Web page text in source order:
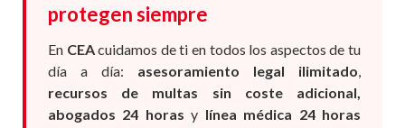
protegen siempre
En CEAcuidamos de ti en todos los aspectos de tu
día a día: asesoramiento legal ilimitado,
recursos de multas sin coste adicional,
abogados 24 horas y línea médica 24 horas